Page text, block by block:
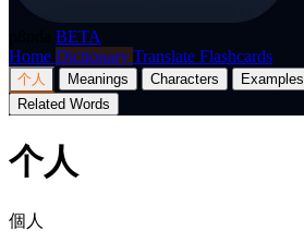
BETA
Home Dictionary Translate Flashcards
个人 Meanings Characters Examples
Related Words
个人
個人